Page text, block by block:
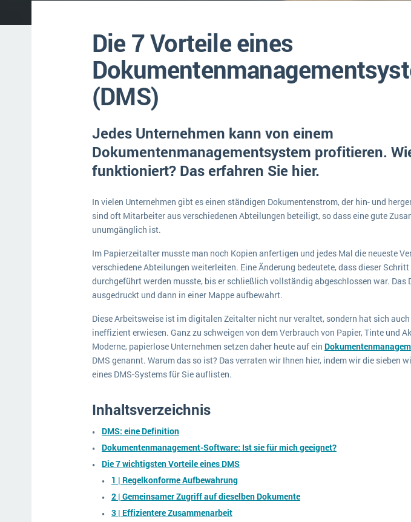
MEHR ÜBER ERP-SOFTWARE
Die 7 Vorteile eines
(DMS)
Jedes Unternehmen kann von einem
Dokumentenmanagementsystem profitieren.
funktioniert? Das erfahren Sie hier.
In vielen Unternehmen gibt es einen ständigen Dokumentenstrom, der hin- und
sind oft Mitarbeiter aus verschiedenen Abteilungen beteiligt, so dass eine gute
unumgänglich ist.
Im Papierzeitalter musste man noch Kopien anfertigen und jedes Mal die neueste
verschiedene Abteilungen weiterleiten. Eine Änderung bedeutete, dass dieser
durchgeführt werden musste, bis er schließlich vollständig abgeschlossen war. Das
ausgedruckt und dann in einer Mappe aufbewahrt.
Diese Arbeitsweise ist im digitalen Zeitalter nicht nur veraltet, sondern hat sich
ineffizient erwiesen. Ganz zu schweigen von dem Verbrauch von Papier, Tinte und
Moderne, papierlose Unternehmen setzen daher heute auf ein
DMS genannt. Warum das so ist? Das verraten wir Ihnen hier, indem wir die sieben
eines DMS-Systems für Sie auflisten.
Inhaltsverzeichnis
DMS: eine Definition
Dokumentenmanagement-Software: Ist sie für mich geeignet?
Die 7 wichtigsten Vorteile eines DMS
1 | Regelkonforme Aufbewahrung
2 | Gemeinsamer Zugriff auf dieselben Dokumente
3 | Effizientere Zusammenarbeit